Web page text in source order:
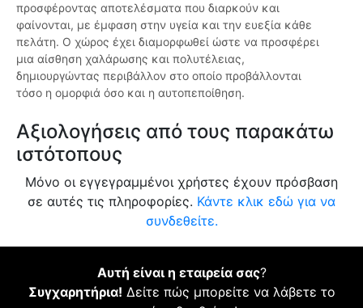
προσφέροντας αποτελέσματα που διαρκούν και
φαίνονται, με έμφαση στην υγεία και την ευεξία κάθε
πελάτη. Ο χώρος έχει διαμορφωθεί ώστε να προσφέρει
μια αίσθηση χαλάρωσης και πολυτέλειας,
δημιουργώντας περιβάλλον στο οποίο προβάλλονται
τόσο η ομορφιά όσο και η αυτοπεποίθηση.
Αξιολογήσεις από τους παρακάτω
ιστότοπους
Μόνο οι εγγεγραμμένοι χρήστες έχουν πρόσβαση
σε αυτές τις πληροφορίες. Κάντε κλικ εδώ για να
συνδεθείτε.
Αυτή είναι η εταιρεία σας?
Συγχαρητήρια! Δείτε πώς μπορείτε να λάβετε το